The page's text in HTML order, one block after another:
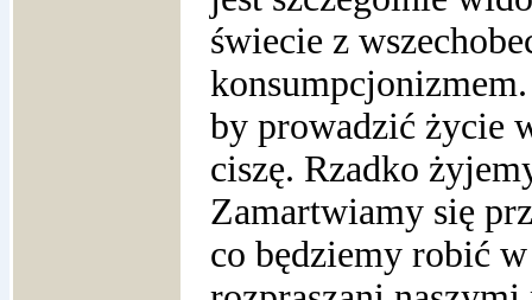
świecie z
by prowadzić życie
ciszę. Rzadko
Zamartwiamy się
co będziemy robić w